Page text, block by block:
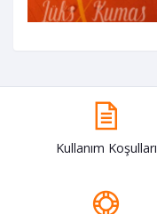
Kullanım Koşulları